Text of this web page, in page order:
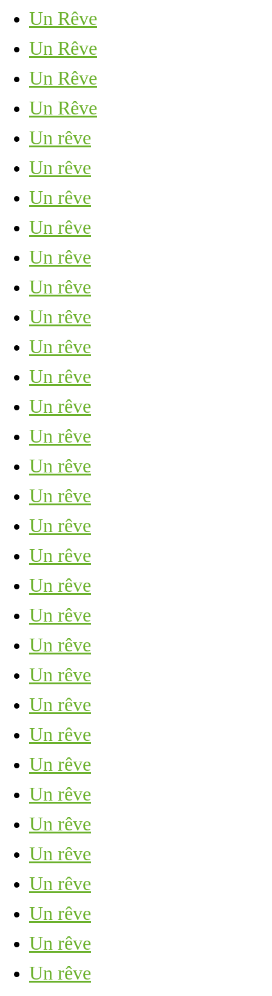
Un Rêve
Un Rêve
Un Rêve
Un Rêve
Un rêve
Un rêve
Un rêve
Un rêve
Un rêve
Un rêve
Un rêve
Un rêve
Un rêve
Un rêve
Un rêve
Un rêve
Un rêve
Un rêve
Un rêve
Un rêve
Un rêve
Un rêve
Un rêve
Un rêve
Un rêve
Un rêve
Un rêve
Un rêve
Un rêve
Un rêve
Un rêve
Un rêve
Un rêve